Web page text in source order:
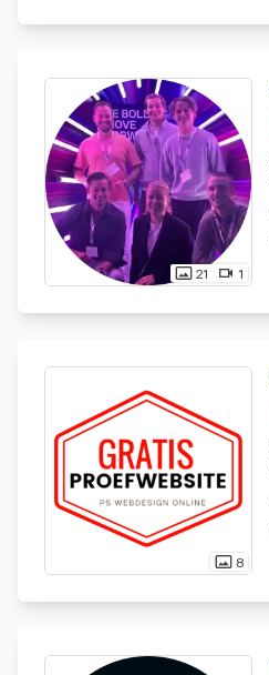
photo_size_select_actual21 videocam 1
photo_size_select_actual 8